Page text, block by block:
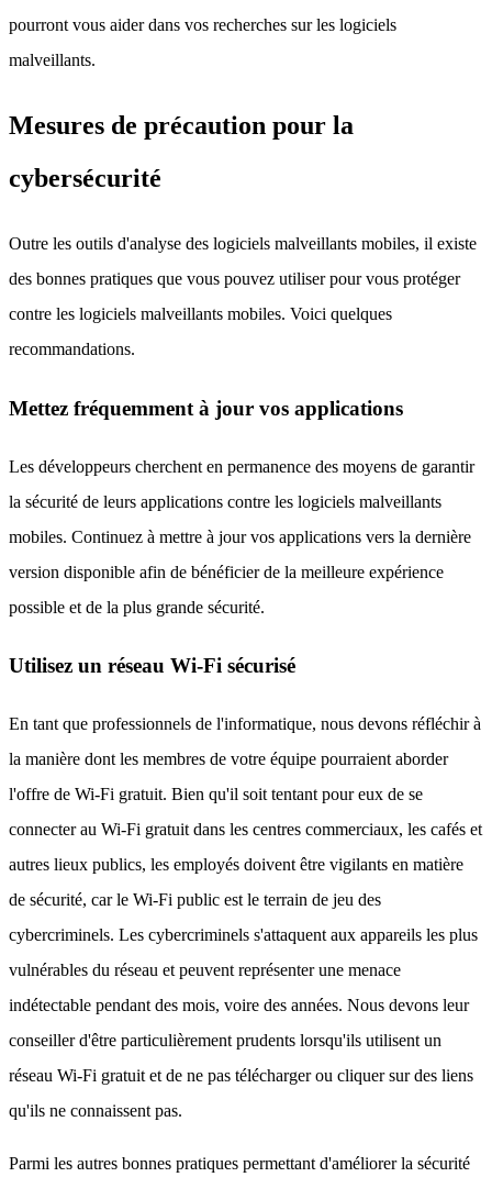
pourront vous aider dans vos recherches sur les logiciels
malveillants.
Mesures de précaution pour la
cybersécurité
Outre les outils d'analyse des logiciels malveillants mobiles, il existe
des bonnes pratiques que vous pouvez utiliser pour vous protéger
contre les logiciels malveillants mobiles. Voici quelques
recommandations.
Mettez fréquemment à jour vos applications
Les développeurs cherchent en permanence des moyens de garantir
la sécurité de leurs applications contre les logiciels malveillants
mobiles. Continuez à mettre à jour vos applications vers la dernière
version disponible afin de bénéficier de la meilleure expérience
possible et de la plus grande sécurité.
Utilisez un réseau Wi-Fi sécurisé
En tant que professionnels de l'informatique, nous devons réfléchir à
la manière dont les membres de votre équipe pourraient aborder
l'offre de Wi-Fi gratuit. Bien qu'il soit tentant pour eux de se
connecter au Wi-Fi gratuit dans les centres commerciaux, les cafés et
autres lieux publics, les employés doivent être vigilants en matière
de sécurité, car le Wi-Fi public est le terrain de jeu des
cybercriminels. Les cybercriminels s'attaquent aux appareils les plus
vulnérables du réseau et peuvent représenter une menace
indétectable pendant des mois, voire des années. Nous devons leur
conseiller d'être particulièrement prudents lorsqu'ils utilisent un
réseau Wi-Fi gratuit et de ne pas télécharger ou cliquer sur des liens
qu'ils ne connaissent pas.
Parmi les autres bonnes pratiques permettant d'améliorer la sécurité